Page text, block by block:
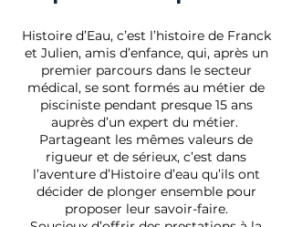
Histoire d’Eau, c’est l’histoire de Franck
et Julien, amis d’enfance, qui, après un
premier parcours dans le secteur
médical, se sont formés au métier de
pisciniste pendant presque 15 ans
auprès d’un expert du métier.
Partageant les mêmes valeurs de
rigueur et de sérieux, c’est dans
l’aventure d’Histoire d’eau qu’ils ont
décider de plonger ensemble pour
proposer leur savoir-faire.